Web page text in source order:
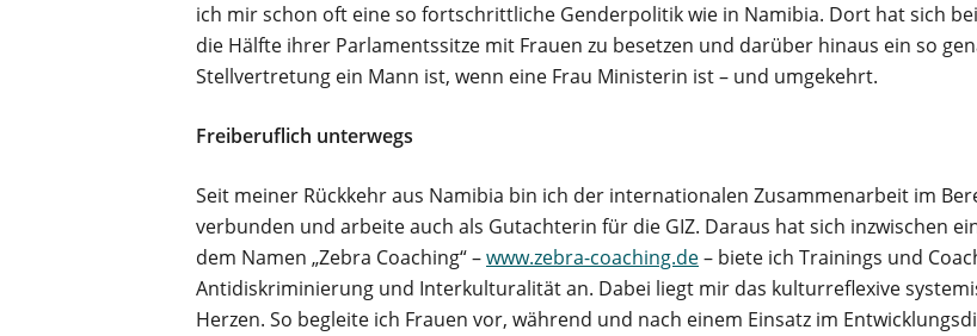
ich mir schon oft eine so fortschrittliche Genderpolitik wie in Namibia. Dort hat sich
die Hälfte ihrer Parlamentssitze mit Frauen zu besetzen und darüber hinaus ein so
Stellvertretung ein Mann ist, wenn eine Frau Ministerin ist – und umgekehrt.
Freiberuflich unterwegs
Seit meiner Rückkehr aus Namibia bin ich der internationalen Zusammenarbeit im
verbunden und arbeite auch als Gutachterin für die GIZ. Daraus hat sich inzwischen
dem Namen „Zebra Coaching“ –www.zebra-coaching.de– biete ich Trainings und
Antidiskriminierung und Interkulturalität an. Dabei liegt mir das kulturreflexive
Herzen. So begleite ich Frauen vor, während und nach einem Einsatz im